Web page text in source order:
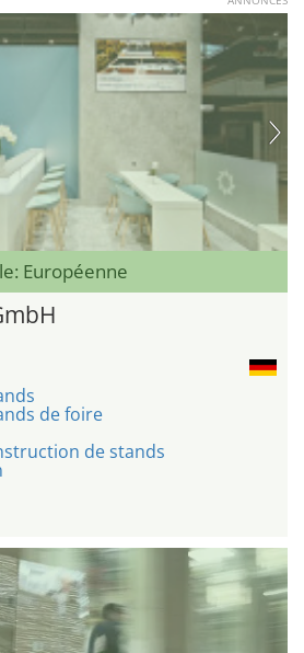
Européenne
de foire
de stands